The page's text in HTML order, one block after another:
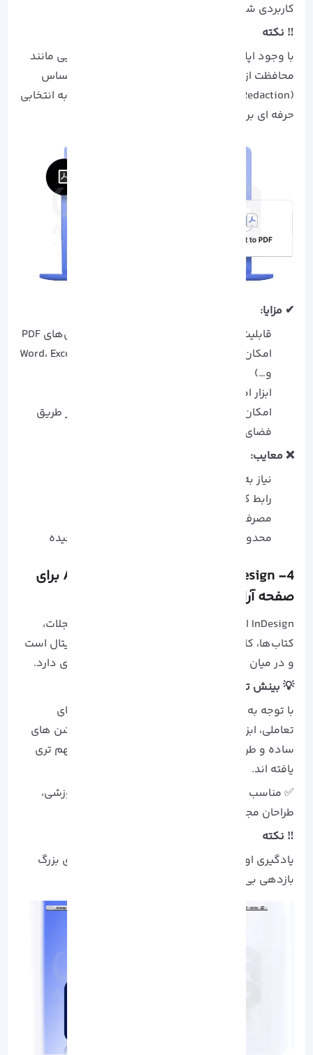
کاربردی شده است.
‼️ نکته
با وجود اپلیکیشن‌ های رایگان متعدد، قابلیت‌ هایی مانند
محافظت از اسناد، حذف یا ویرایش امن اطلاعات حساس
(Redaction) و تبدیل هوشمند اسناد، Acrobat را به انتخابی
حرفه‌ ای برای شرکت‌ ها تبدیل کرده است.
✔ مزایا:
قابلیت ویرایش کامل متون و تصاویر در فایل‌های PDF
امکان تبدیل فایل‌ها به فرمت‌های مختلف (Word، Excel
و…)
ابزار امضای دیجیتال و محافظت از فایل
امکان به‌ اشتراک‌ گذاری و همکاری همزمان از طریق
فضای ابری ادوبی
❌ معایب:
نیاز به اشتراک پولی برای نسخه کامل
رابط کاربری پیچیده برای کاربران مبتدی
مصرف نسبتاً زیاد منابع سیستم
محدودیت‌ های جزئی در تبدیل فایل‌ های پیچیده
4- Adobe InDesign: نرم‌افزار برتر Adobe برای
صفحه‌ آرایی
InDesign ابزار تخصصی صفحه‌ آرایی برای طراحی مجلات،
کتاب‌ها، کاتالوگ‌ ها و سایر انتشارات چاپی و دیجیتال است
و در میان ناشران و طراحان گرافیک محبوبیت زیادی دارد.
💡 بینش تحلیلی:
با توجه به تقاضای روزافزون برای eBook و PDF های
تعاملی، ابزارهایی مانند Interactive Forms، انیمیشن‌ های
ساده و طراحی چندرسانه‌ ای در InDesign نقش مهم‌ تری
یافته‌ اند.
✅ مناسب برای: ناشران، تولیدکنندگان محتوای آموزشی،
طراحان مجله
‼️ نکته
یادگیری اولیه نیاز به تمرین دارد، اما در پروژه‌ های بزرگ
بازدهی بی‌ نظیری خواهد داشت.